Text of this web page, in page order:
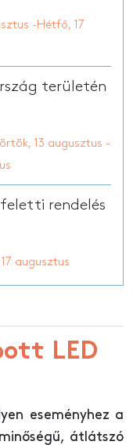
-Hétfő, 17
területén
13 augusztus -
rendelés
augusztus
LED
eseményhez a
átlátszó